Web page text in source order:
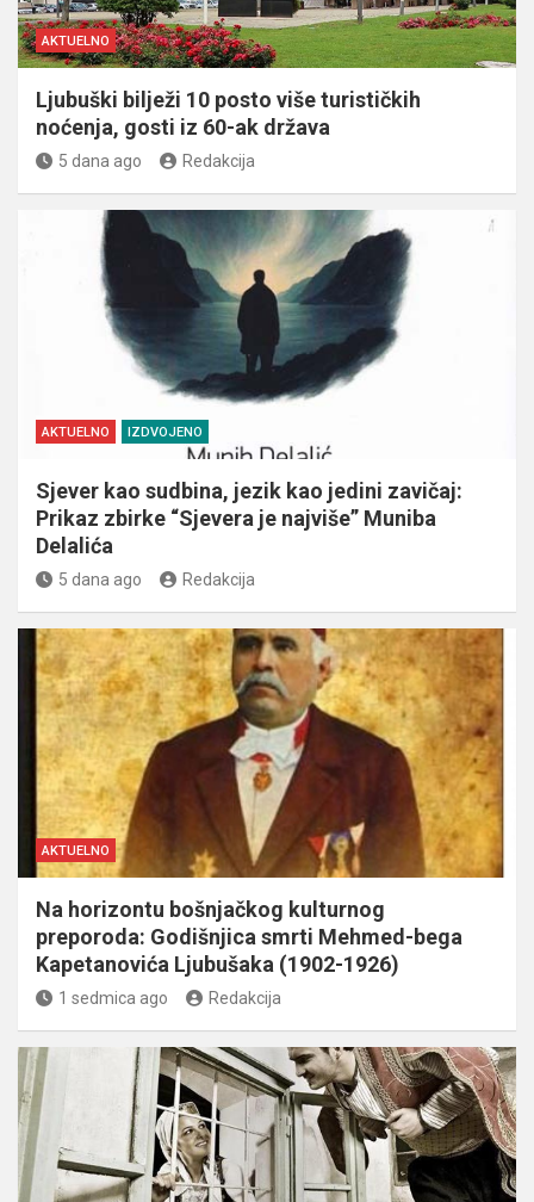
AKTUELNO
Ljubuški bilježi 10 posto više turističkih
noćenja, gosti iz 60-ak država
5 dana ago Redakcija
AKTUELNO IZDVOJENO
Sjever kao sudbina, jezik kao jedini zavičaj:
Prikaz zbirke “Sjevera je najviše” Muniba
Delalića
5 dana ago Redakcija
AKTUELNO
Na horizontu bošnjačkog kulturnog
preporoda: Godišnjica smrti Mehmed-bega
Kapetanovića Ljubušaka (1902-1926)
1 sedmica ago Redakcija